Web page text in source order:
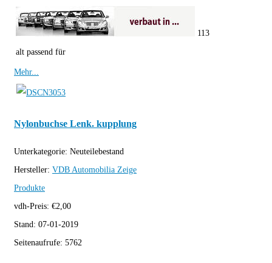
alt passend für
113
Mehr...
Nylonbuchse Lenk. kupplung
Unterkategorie: Neuteilebestand
Hersteller: VDB Automobilia Zeige
Produkte
vdh-Preis: €2,00
Stand: 07-01-2019
Seitenaufrufe: 5762